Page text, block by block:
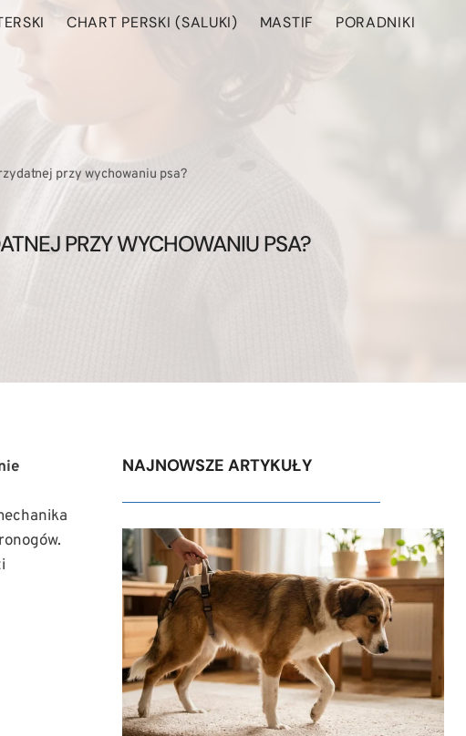
CHART PERSKI (SALUKI) MASTIF
PORADNIKI
przy wychowaniu psa?
PRZY WYCHOWANIU PSA?
NAJNOWSZE ARTYKUŁY